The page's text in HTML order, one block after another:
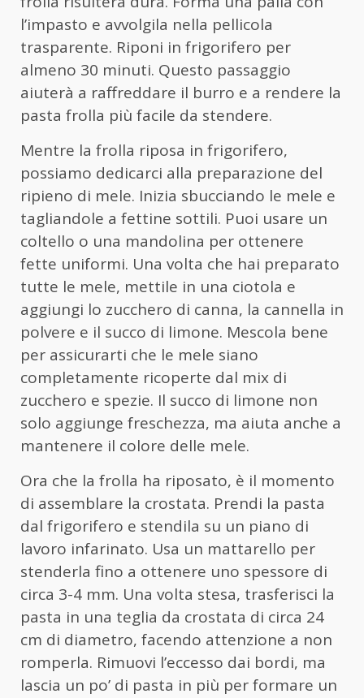
l’impasto e avvolgila nella pellicola
trasparente. Riponi in frigorifero per
almeno 30 minuti. Questo passaggio
aiuterà a raffreddare il burro e a rendere la
pasta frolla più facile da stendere.
Mentre la frolla riposa in frigorifero,
possiamo dedicarci alla preparazione del
ripieno di mele. Inizia sbucciando le mele e
tagliandole a fettine sottili. Puoi usare un
coltello o una mandolina per ottenere
fette uniformi. Una volta che hai preparato
tutte le mele, mettile in una ciotola e
aggiungi lo zucchero di canna, la cannella in
polvere e il succo di limone. Mescola bene
per assicurarti che le mele siano
completamente ricoperte dal mix di
zucchero e spezie. Il succo di limone non
solo aggiunge freschezza, ma aiuta anche a
mantenere il colore delle mele.
Ora che la frolla ha riposato, è il momento
di assemblare la crostata. Prendi la pasta
dal frigorifero e stendila su un piano di
lavoro infarinato. Usa un mattarello per
stenderla fino a ottenere uno spessore di
circa 3-4 mm. Una volta stesa, trasferisci la
pasta in una teglia da crostata di circa 24
cm di diametro, facendo attenzione a non
romperla. Rimuovi l’eccesso dai bordi, ma
lascia un po’ di pasta in più per formare un